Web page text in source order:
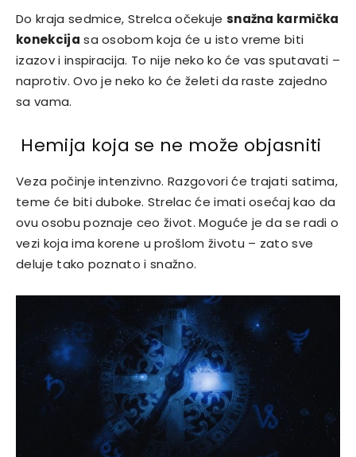
Do kraja sedmice, Strelca očekuje snažna karmička
konekcija sa osobom koja će u isto vreme biti
izazov i inspiracija. To nije neko ko će vas sputavati –
naprotiv. Ovo je neko ko će želeti da raste zajedno
sa vama.
Hemija koja se ne može objasniti
Veza počinje intenzivno. Razgovori će trajati satima,
teme će biti duboke. Strelac će imati osećaj kao da
ovu osobu poznaje ceo život. Moguće je da se radi o
vezi koja ima korene u prošlom životu – zato sve
deluje tako poznato i snažno.